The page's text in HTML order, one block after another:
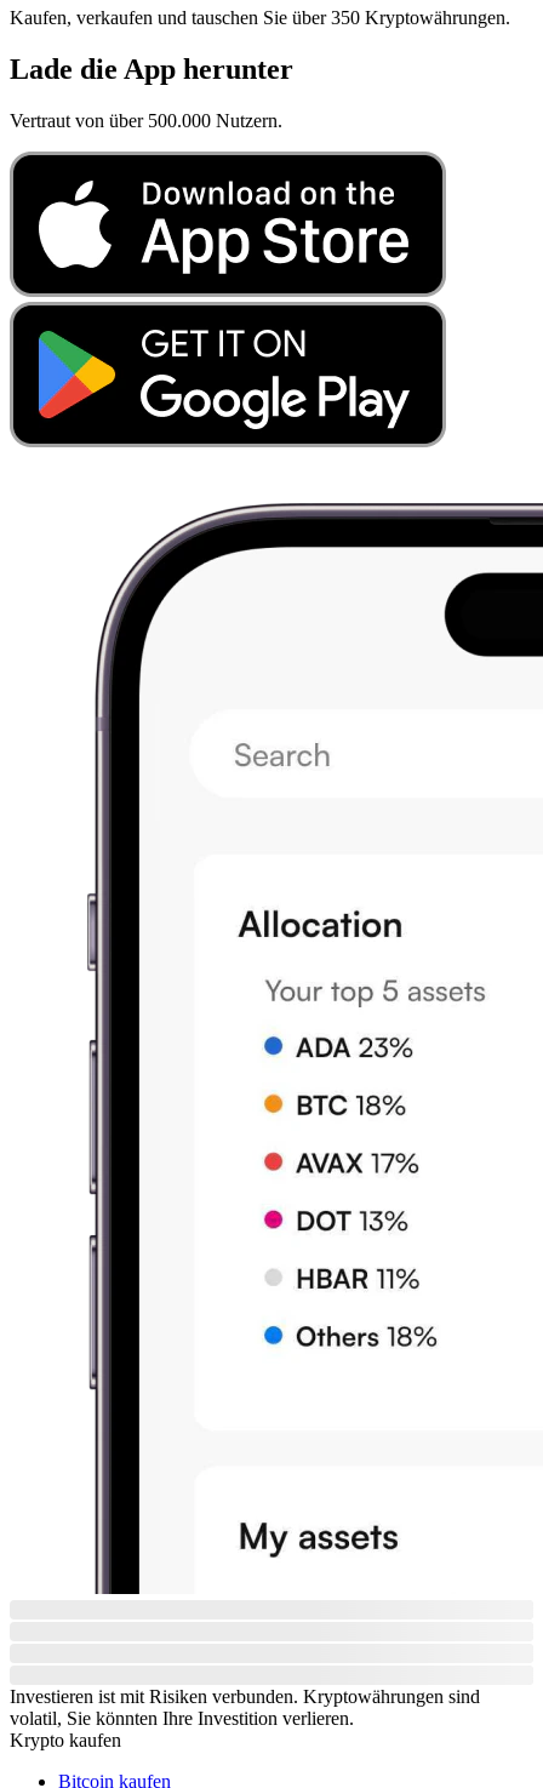
Kaufen, verkaufen und tauschen Sie über 350 Kryptowährungen.
Lade die App herunter
Vertraut von über 500.000 Nutzern.
Investieren ist mit Risiken verbunden. Kryptowährungen sind
volatil, Sie könnten Ihre Investition verlieren.
Krypto kaufen
Bitcoin kaufen